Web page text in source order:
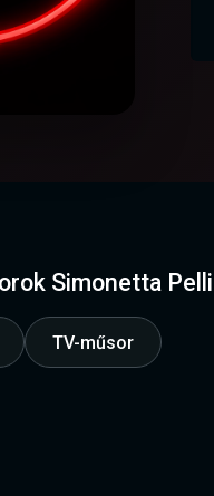
Simonetta
TV-műsor